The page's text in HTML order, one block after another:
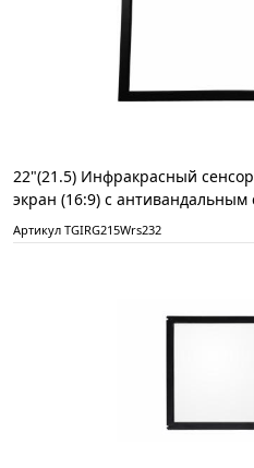
22"(21.5) Инфракрасный
экран (16:9) с антивандальным
Артикул TGIRG215Wrs232